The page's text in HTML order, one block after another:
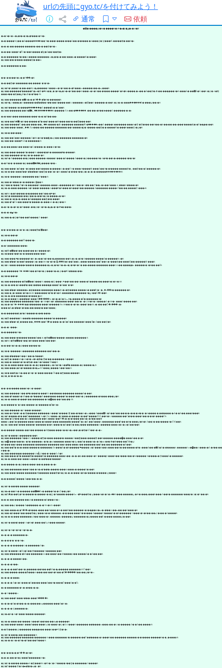
urlの先頭にgyo.tc/を付けてみよう！
通常
依頼